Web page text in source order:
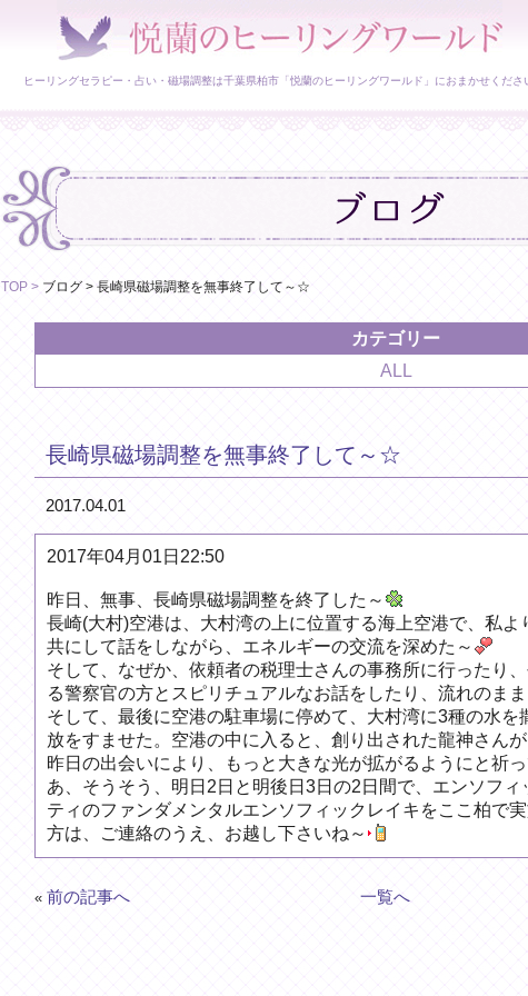
ヒーリングセラピー・占い・磁場調整は千葉県柏市「悦蘭のヒーリングワールド」におまかせくださ
TOP > ブログ > 長崎県磁場調整を無事終了して～☆
長崎県磁場調整を無事終了して～☆
2017.04.01
2017年04月01日22:50
昨日、無事、長崎県磁場調整を終了した～
長崎(大村)空港は、大村湾の上に位置する海上空港で、私
共にして話をしながら、エネルギーの交流を深めた～
そして、なぜか、依頼者の税理士さんの事務所に行ったり
る警察官の方とスピリチュアルなお話をしたり、流れのま
そして、最後に空港の駐車場に停めて、大村湾に3種の水を
放をすませた。空港の中に入ると、創り出された龍神さん
昨日の出会いにより、もっと大きな光が拡がるようにと祈
あ、そうそう、明日2日と明後日3日の2日間で、エンソフ
ティのファンダメンタルエンソフィックレイキをここ柏で
方は、ご連絡のうえ、お越し下さいね～
« 前の記事へ 一覧へ
カテゴリー
ALL